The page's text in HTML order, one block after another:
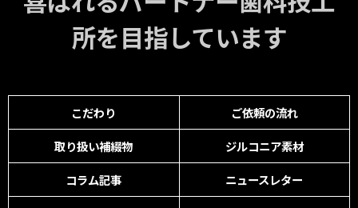
所を目指しています
こだわり
ご依頼の流れ
取り扱い補綴物
ジルコニア素材
コラム記事
ニュースレター